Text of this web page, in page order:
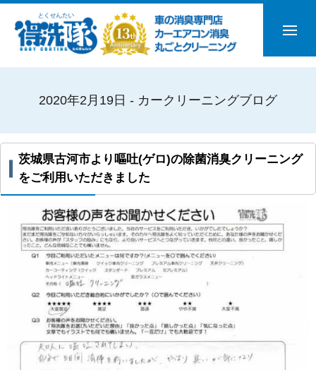
2020年2月19日 - カークリーニングブログ
茨城県古河市より嘔吐(ゲロ)の除菌消臭クリーニング
をご利用いただきました